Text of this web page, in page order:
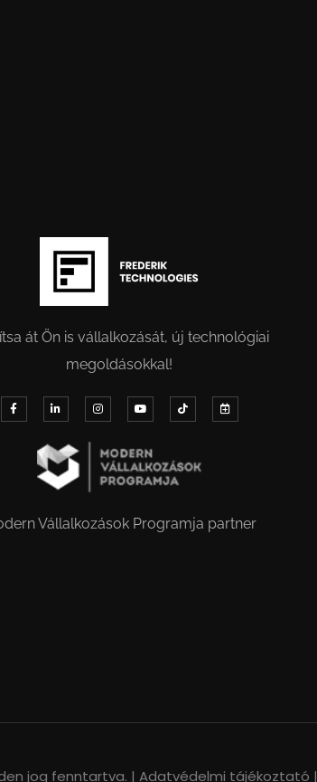
át Ön is vállalkozását, új technológiai
megoldásokkal!
Vállalkozások Programja partner
jog fenntartva. | Adatvédelmi tájékoztató |